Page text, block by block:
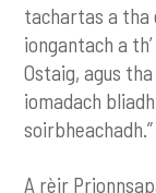
tachartas a tha
iongantach a
Ostaig, agus
iomadach
soirbheachadh.”
A rèir